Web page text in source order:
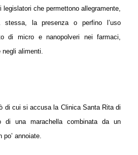
legislatori che permettono allegramente,
stessa, la presenza o perfino l’uso
di micro e nanopolveri nei farmaci,
alimenti.
di cui si accusa la Clinica Santa Rita di
di una marachella combinata da un
po’ annoiate.